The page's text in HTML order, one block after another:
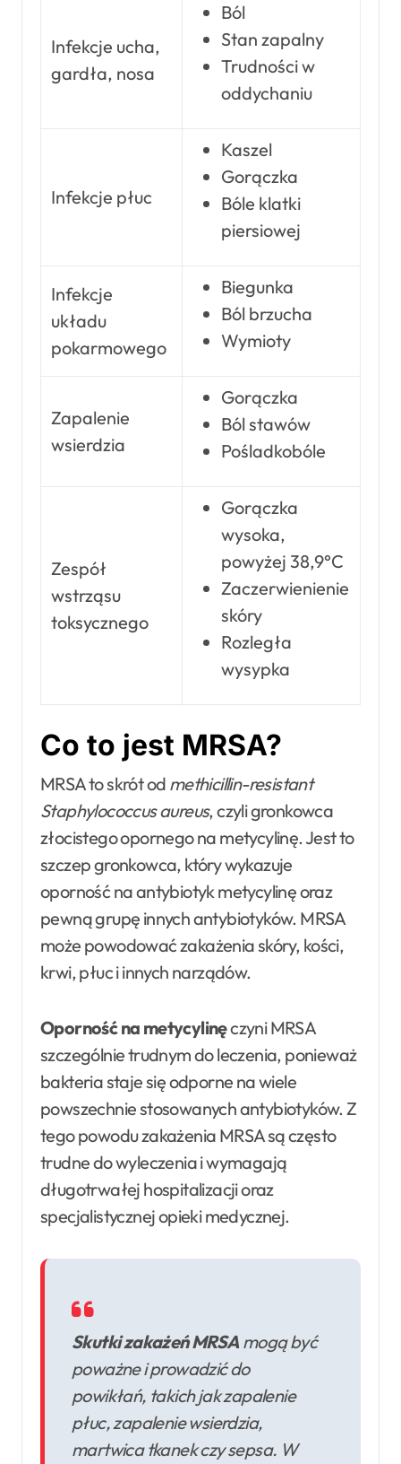
Infekcje ucha,
gardła, nosa
Ból
Stan zapalny
Trudności w
oddychaniu
Infekcje płuc
Kaszel
Gorączka
Bóle klatki
piersiowej
Infekcje
układu
pokarmowego
Biegunka
Ból brzucha
Wymioty
Zapalenie
wsierdzia
Gorączka
Ból stawów
Pośladkobóle
Zespół
wstrząsu
toksycznego
Gorączka
wysoka,
powyżej 38,9°C
Zaczerwienienie
skóry
Rozległa
wysypka
Co to jest MRSA?
MRSA to skrót od methicillin-resistant
Staphylococcus aureus, czyli gronkowca
złocistego opornego na metycylinę. Jest to
szczep gronkowca, który wykazuje
oporność na antybiotyk metycylinę oraz
pewną grupę innych antybiotyków. MRSA
może powodować zakażenia skóry, kości,
krwi, płuc i innych narządów.
Oporność na metycylinęczyni MRSA
szczególnie trudnym do leczenia, ponieważ
bakteria staje się odporne na wiele
powszechnie stosowanych antybiotyków. Z
tego powodu zakażenia MRSA są często
trudne do wyleczenia i wymagają
długotrwałej hospitalizacji oraz
specjalistycznej opieki medycznej.
Skutki zakażeń MRSAmogą być
poważne i prowadzić do
powikłań, takich jak zapalenie
płuc, zapalenie wsierdzia,
martwica tkanek czy sepsa. W